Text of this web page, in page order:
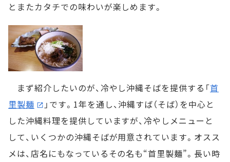
とまたカタチでの味わいが楽しめます。
まず紹介したいのが、冷やし沖縄そばを提供する「首
里製麺
」です。1年を通し、沖縄すば（そば）を中心と
した沖縄料理を提供していますが、冷やしメニューと
して、いくつかの沖縄そばが用意されています。オスス
メは、店名にもなっているその名も“首里製麺”。長い時